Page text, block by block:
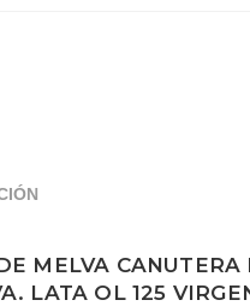
MELVA CANUTERA
LATA OL 125